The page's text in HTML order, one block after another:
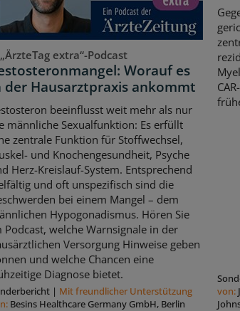
„ÄrzteTag extra“-Podcast
Worauf es
der Hausarztpraxis ankommt
beeinflusst weit mehr als nur
männliche Sexualfunktion: Es erfüllt
zentrale Funktion für Stoffwechsel,
und Knochengesundheit, Psyche
Herz-Kreislauf-System. Entsprechend
und oft unspezifisch sind die
bei einem Mangel – dem
Hypogonadismus. Hören Sie
Podcast, welche Warnsignale in der
Versorgung Hinweise geben
und welche Chancen eine
Diagnose bietet.
| Mit freundlicher Unterstützung
Besins Healthcare Germany GmbH, Berlin
von: